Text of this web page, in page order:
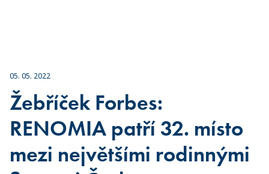
05. 05. 2022
Žebříček Forbes:
RENOMIA patří 32. místo
mezi největšími rodinnými